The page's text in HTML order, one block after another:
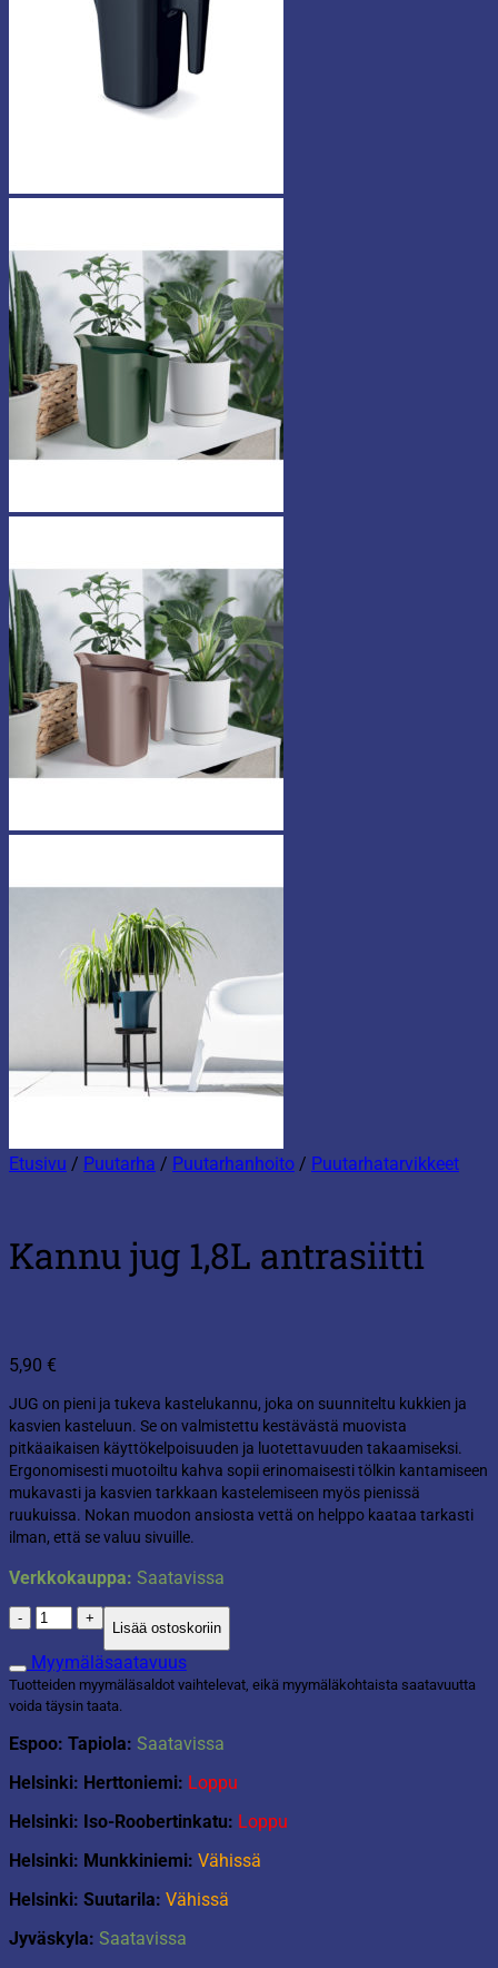
Etusivu / Puutarha / Puutarhanhoito / Puutarhatarvikkeet
Kannu jug 1,8L antrasiitti
5,90 €
JUG on pieni ja tukeva kastelukannu, joka on suunniteltu kukkien ja
kasvien kasteluun. Se on valmistettu kestävästä muovista
pitkäaikaisen käyttökelpoisuuden ja luotettavuuden takaamiseksi.
Ergonomisesti muotoiltu kahva sopii erinomaisesti tölkin kantamiseen
mukavasti ja kasvien tarkkaan kastelemiseen myös pienissä
ruukuissa. Nokan muodon ansiosta vettä on helppo kaataa tarkasti
ilman, että se valuu sivuille.
Verkkokauppa: Saatavissa
Kannu
jug
1,8L
antrasiitti
määrä
Lisää ostoskoriin
Myymäläsaatavuus
Tuotteiden myymäläsaldot vaihtelevat, eikä myymäläkohtaista saatavuutta
voida täysin taata.
Espoo: Tapiola: Saatavissa
Helsinki: Herttoniemi: Loppu
Helsinki: Iso-Roobertinkatu: Loppu
Helsinki: Munkkiniemi: Vähissä
Helsinki: Suutarila: Vähissä
Jyväskyla: Saatavissa